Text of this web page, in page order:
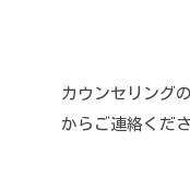
カウンセリング
からご連絡くださ